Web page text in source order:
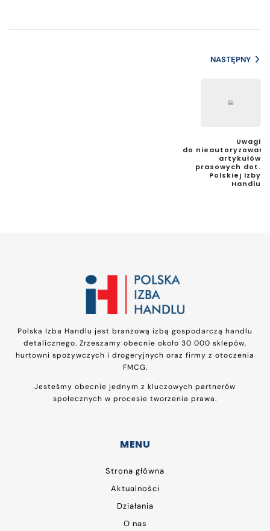
NASTĘPNY
Uwagi
do
artykułów
prasowych dot.
Polskiej Izby
Handlu
Polska Izba Handlu jest branżową izbą gospodarczą handlu
detalicznego. Zrzeszamy obecnie około 30 000 sklepów,
hurtowni spożywczych i drogeryjnych oraz firmy z otoczenia
FMCG.
Jesteśmy obecnie jednym z kluczowych partnerów
społecznych w procesie tworzenia prawa.
MENU
Strona główna
Aktualności
Działania
O nas